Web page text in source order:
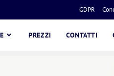
GDPR
PREZZI CONTATTI